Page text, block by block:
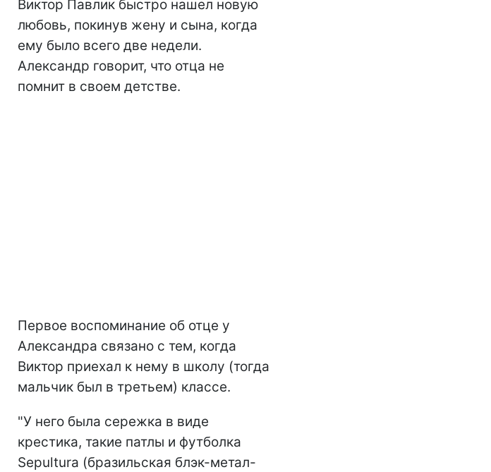
Виктор Павлик быстро нашел новую
любовь, покинув жену и сына, когда
ему было всего две недели.
Александр говорит, что отца не
помнит в своем детстве.
Первое воспоминание об отце у
Александра связано с тем, когда
Виктор приехал к нему в школу (тогда
мальчик был в третьем) классе.
"У него была сережка в виде
крестика, такие патлы и футболка
Sepultura (бразильская блэк-метал-